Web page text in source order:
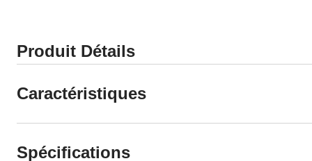
Produit Détails
Caractéristiques
Spécifications